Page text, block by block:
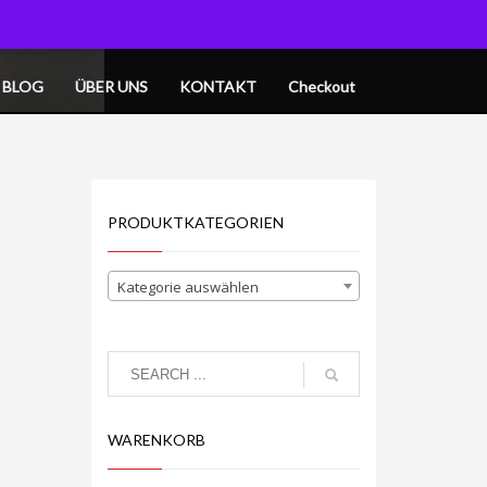
BLOG ÜBER UNS KONTAKT Checkout
PRODUKTKATEGORIEN
Kategorie auswählen
WARENKORB